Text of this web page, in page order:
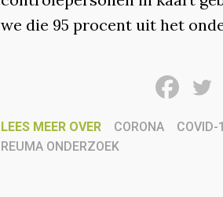
we die 95 procent uit het
LEES MEER OVER CORONA COVID-
REUMA ONDERZOEK